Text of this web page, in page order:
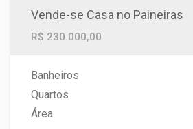
Vende-se Casa no Paineiras
R$ 230.000,00
Banheiros
Quartos
Área